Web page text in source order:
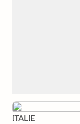
ITALIE